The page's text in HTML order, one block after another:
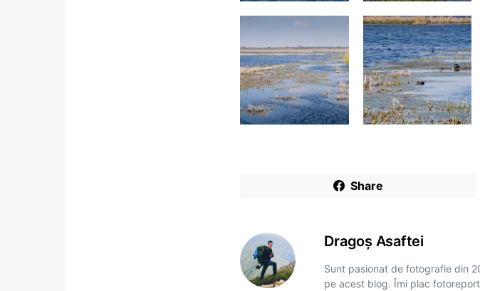
Share
Dragoş Asaftei
Sunt pasionat de fotografie din
pe acest blog. Îmi plac